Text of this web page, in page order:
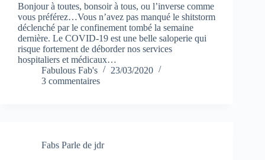
Bonjour à toutes, bonsoir à tous, ou l’inverse comme
vous préférez…Vous n’avez pas manqué le shitstorm
déclenché par le confinement tombé la semaine
dernière. Le COVID-19 est une belle saloperie qui
risque fortement de déborder nos services
hospitaliers et médicaux…
Fabulous Fab's
23/03/2020
3 commentaires
Fabs Parle de jdr